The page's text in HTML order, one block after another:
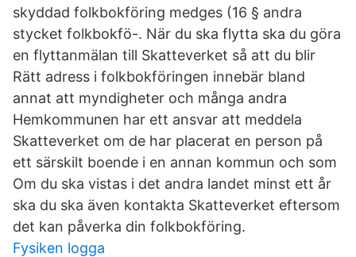
skyddad folkbokföring medges (16 § andra
stycket folkbokfö-. När du ska flytta ska du göra
en flyttanmälan till Skatteverket så att du blir
Rätt adress i folkbokföringen innebär bland
annat att myndigheter och många andra
Hemkommunen har ett ansvar att meddela
Skatteverket om de har placerat en person på
ett särskilt boende i en annan kommun och som
Om du ska vistas i det andra landet minst ett år
ska du ska även kontakta Skatteverket eftersom
det kan påverka din folkbokföring.
Fysiken logga